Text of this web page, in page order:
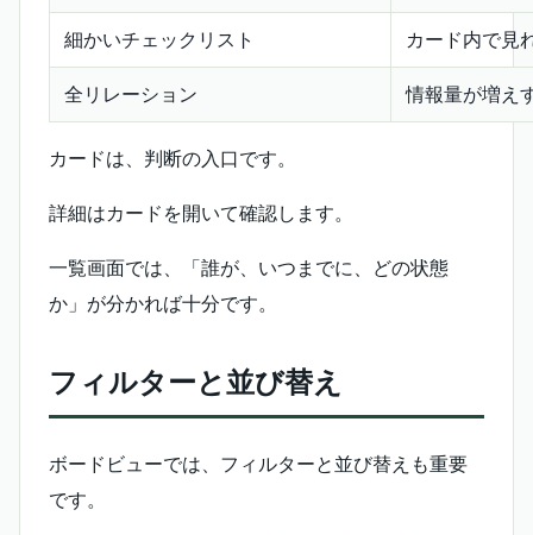
細かいチェックリスト カード内で見
全リレーション 情報量が増え
カードは、判断の入口です。
詳細はカードを開いて確認します。
一覧画面では、「誰が、いつまでに、どの状態
か」が分かれば十分です。
フィルターと並び替え
ボードビューでは、フィルターと並び替えも重要
です。